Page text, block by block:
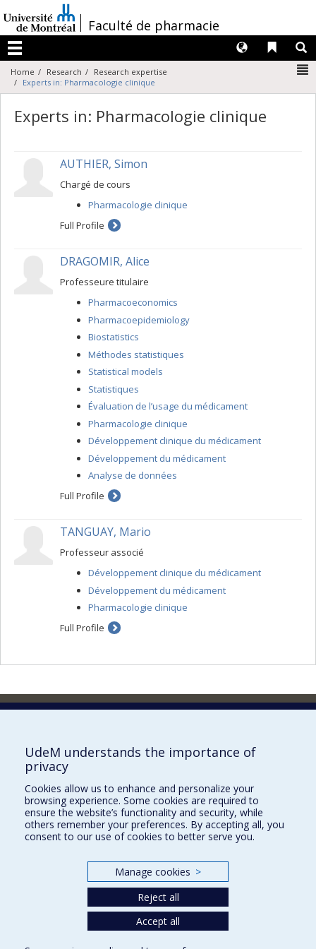
au
contenu
/Faculté de pharmacie
Menu
Liens
Langues
Home Research
Research expertise
Experts in: Pharmacologie clinique
Experts in: Pharmacologie clinique
AUTHIER, Simon
Chargé de cours
Pharmacologie clinique
Full Profile
DRAGOMIR, Alice
Professeure titulaire
Pharmacoeconomics
Pharmacoepidemiology
Biostatistics
Méthodes statistiques
Statistical models
Statistiques
Évaluation de l’usage du médicament
Pharmacologie clinique
Développement clinique du médicament
Développement du médicament
Analyse de données
Full Profile
TANGUAY, Mario
Professeur associé
Développement clinique du médicament
Développement du médicament
Pharmacologie clinique
Full Profile
Faculty of Pharmacy
2940, chemin de Polytechnique,
Montréal, Québec H3T 1J4
Tél. : 514 343-6422
Our Locations
UdeM understands the importance of
privacy
Cookies allow us to enhance and personalize your
browsing experience. Some cookies are required to
ensure the website’s functionality and security, while
others remember your preferences. By accepting all, you
consent to our use of cookies to better serve you.
Manage cookies >
Reject all
Accept all